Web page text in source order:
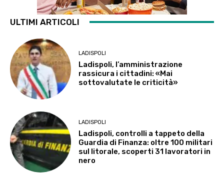
ULTIMI ARTICOLI
LADISPOLI
Ladispoli, l’amministrazione
rassicura i cittadini: «Mai
sottovalutate le criticità»
LADISPOLI
Ladispoli, controlli a tappeto della
Guardia di Finanza: oltre 100 militari
sul litorale, scoperti 31 lavoratori in
nero